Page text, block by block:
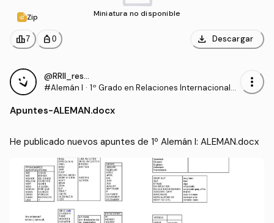
Miniatura no disponible
Zip
leaderboard7 personal_bag 0 download Descargar
@RRII_resumido
#Alemán I · 1º Grado en Relaciones Internacionales
more_vert
Apuntes-ALEMAN.docx
He publicado nuevos apuntes de 1º Alemán I: ALEMAN.docx